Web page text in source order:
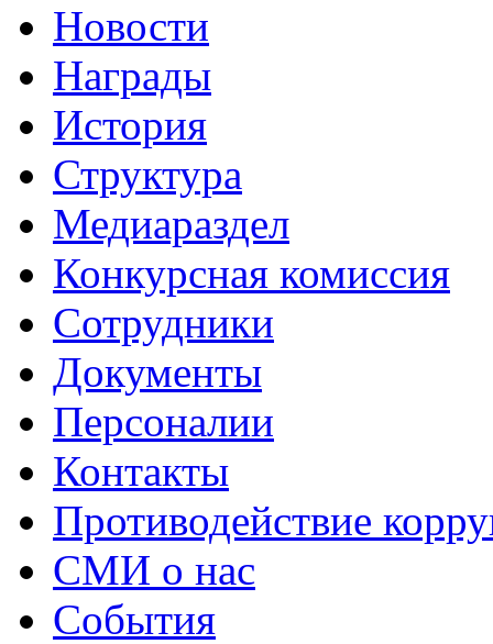
Новости
Награды
История
Структура
Медиараздел
Конкурсная комиссия
Сотрудники
Документы
Персоналии
Контакты
Противодействие
СМИ о нас
События